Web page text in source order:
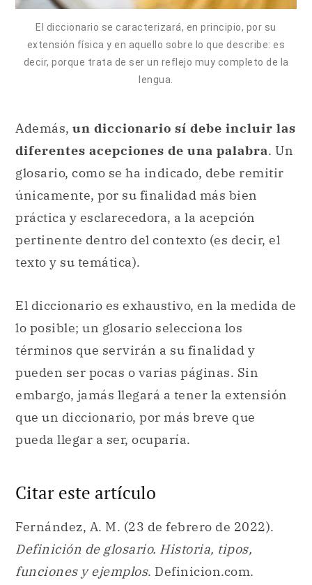
El diccionario se caracterizará, en principio, por su
extensión física y en aquello sobre lo que describe: es
decir, porque trata de ser un reflejo muy completo de la
lengua.
Además, un diccionario sí debe incluir las
diferentes acepciones de una palabra. Un
glosario, como se ha indicado, debe remitir
únicamente, por su finalidad más bien
práctica y esclarecedora, a la acepción
pertinente dentro del contexto (es decir, el
texto y su temática).
El diccionario es exhaustivo, en la medida de
lo posible; un glosario selecciona los
términos que servirán a su finalidad y
pueden ser pocas o varias páginas. Sin
embargo, jamás llegará a tener la extensión
que un diccionario, por más breve que
pueda llegar a ser, ocuparía.
Citar este artículo
Fernández, A. M. (23 de febrero de 2022).
Definición de glosario. Historia, tipos,
funciones y ejemplos. Definicion.com.